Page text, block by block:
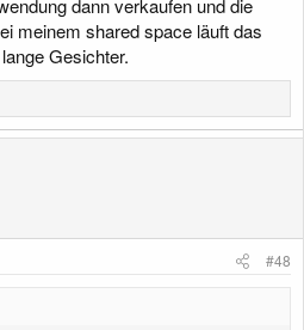
meinem shared space läuft das
Gesichter.
#48